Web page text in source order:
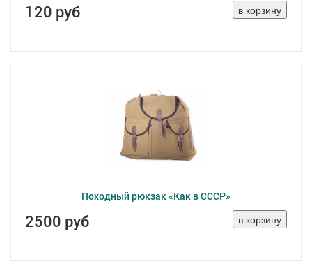
120 руб
Походный рюкзак «Как в СССР»
2500 руб